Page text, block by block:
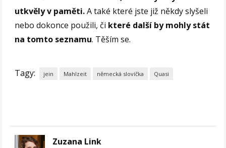
utkvěly v paměti.A také které jste již někdy slyšeli
nebo dokonce použili, či které další by mohly stát
na tomto seznamu. Těším se.
Tagy: jein Mahlzeit německá slovíčka Quasi
Zuzana Link